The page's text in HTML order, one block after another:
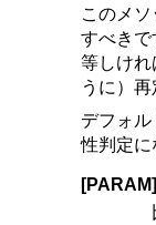
このメ
すべき
等しけ
うに）
デフォ
性判定に
[PARAM]